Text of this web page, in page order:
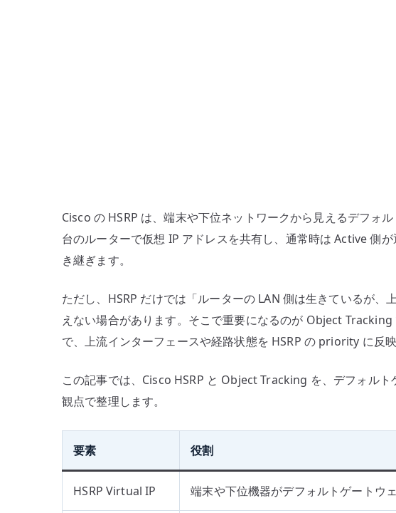
ェ
イ
長
化
で
流
障
を
映
Cisco の HSRP は、端末や下位ネットワークから見えるデフォ
台のルーターで仮想 IP アドレスを共有し、通常時は Active 側
き継ぎます。
ただし、HSRP だけでは「ルーターの LAN 側は生きているが、
えない場合があります。そこで重要になるのが Object
で、上流インターフェースや経路状態を HSRP の priority に反映
この記事では、Cisco HSRP と Object Tracking を、デフォル
観点で整理します。
要素 役割
HSRP Virtual IP 端末や下位機器がデフォルトゲートウ